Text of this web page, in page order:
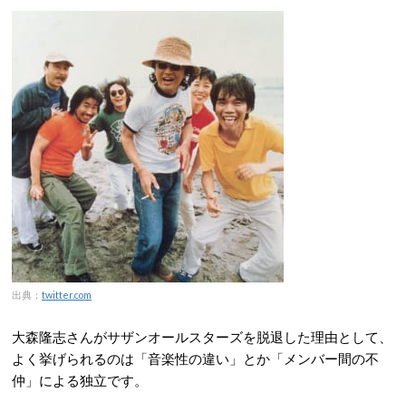
出典： twitter.com
大森隆志さんがサザンオールスターズを脱退した理由として、
よく挙げられるのは「音楽性の違い」とか「メンバー間の不
仲」による独立です。